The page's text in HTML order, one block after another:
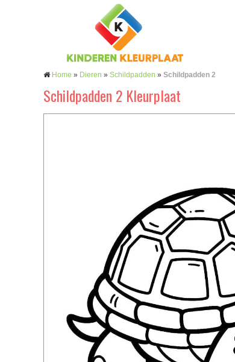
Home » Dieren » Schildpadden » Schildpadden 2
Schildpadden 2 Kleurplaat